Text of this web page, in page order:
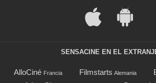
SENSACINE EN EL
AlloCiné Francia Filmstarts Alemania